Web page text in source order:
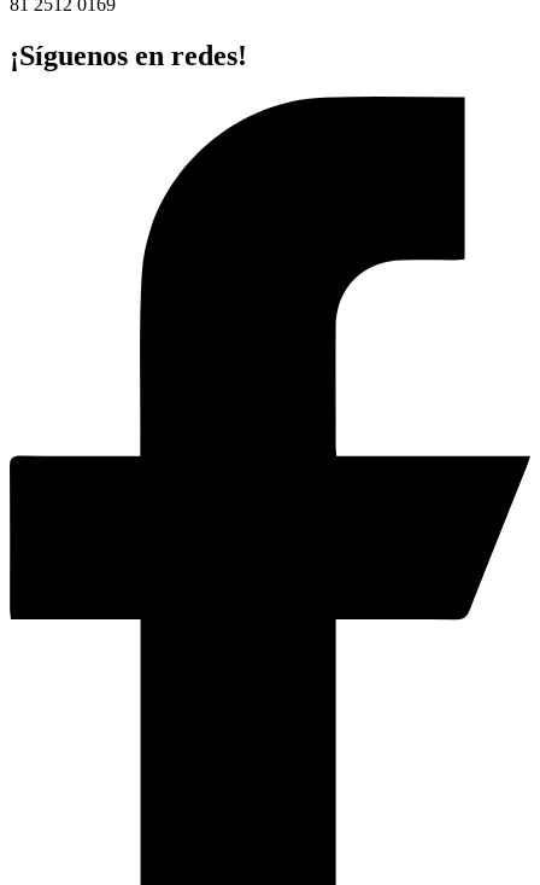
¡Síguenos en redes!